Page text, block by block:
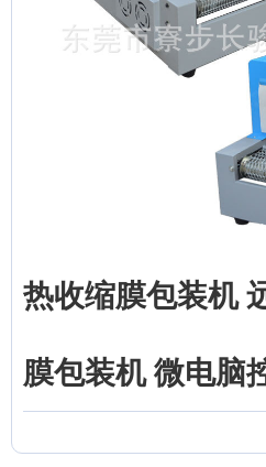
热收缩膜包装机
膜包装机 微电脑